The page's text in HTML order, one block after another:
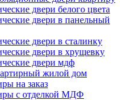
двери белого цвета
двери в панельный
двери в сталинку
двери в хрущевку
двери мдф
жилой дом
на заказ
с отделкой МДФ